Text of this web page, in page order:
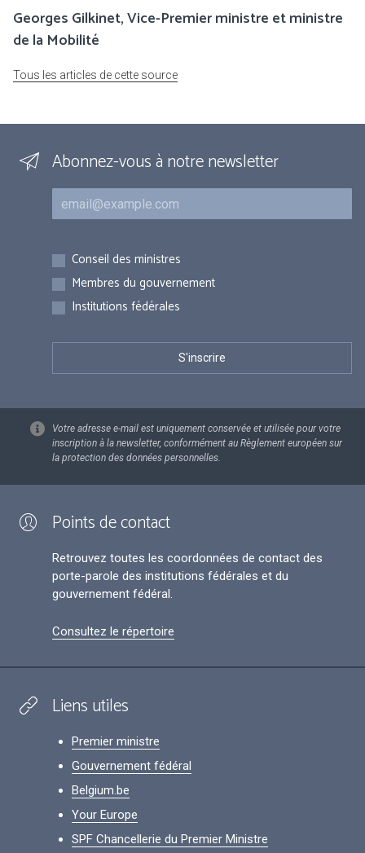
Georges Gilkinet, Vice-Premier ministre et ministre
de la Mobilité
Tous les articles de cette source
Abonnez-vous à notre newsletter
Courriel
Inscriptions
Conseil des ministres
Membres du gouvernement
Institutions fédérales
Votre adresse e-mail est uniquement conservée et utilisée pour votre
inscription à la newsletter, conformément au Règlement européen sur
la protection des données personnelles.
Points de contact
Retrouvez toutes les coordonnées de contact des
porte-parole des institutions fédérales et du
gouvernement fédéral.
Consultez le répertoire
Liens utiles
Premier ministre
Gouvernement fédéral
Belgium.be
Your Europe
SPF Chancellerie du Premier Ministre